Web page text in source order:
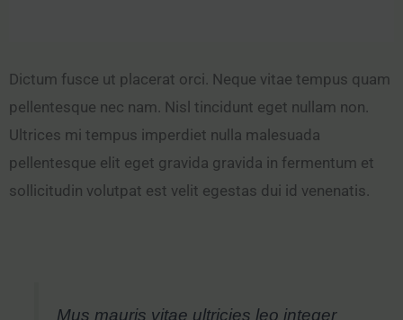
Dictum fusce ut placerat orci. Neque vitae tempus quam
pellentesque nec nam. Nisl tincidunt eget nullam non.
Ultrices mi tempus imperdiet nulla malesuada
pellentesque elit eget gravida gravida in fermentum et
sollicitudin volutpat est velit egestas dui id venenatis.
Mus mauris vitae ultricies leo integer